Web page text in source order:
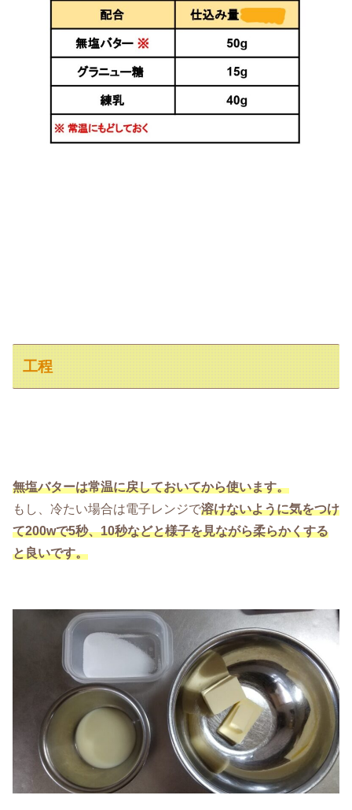
工程
無塩バターは常温に戻しておいてから使います。
もし、冷たい場合は電子レンジで溶けないように気をつけ
て200wで5秒、10秒などと様子を見ながら柔らかくする
と良いです。